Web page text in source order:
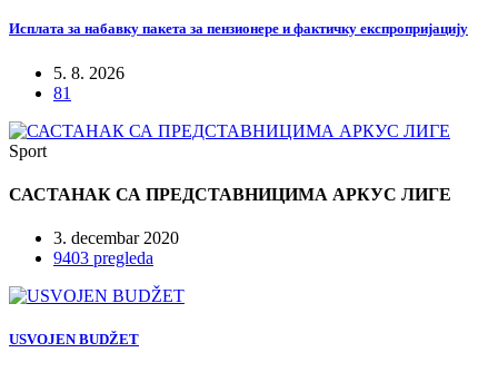
Исплата за набавку пакета за пензионере и фактичку експропријацију
5. 8. 2026
81
Sport
САСТАНАК СА ПРЕДСТАВНИЦИМА АРКУС ЛИГЕ
3. decembar 2020
9403 pregleda
USVOJEN BUDŽET